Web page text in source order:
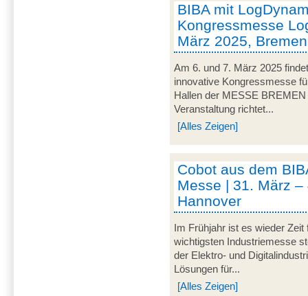
BIBA mit
Kongressmesse
März 2025, Bremen
Am 6. und 7. März 2025
innovative Kongressmesse
Hallen der MESSE
Veranstaltung richtet...
[Alles Zeigen]
Cobot aus dem
Messe | 31. März –
Hannover
Im Frühjahr ist es wieder
wichtigsten Industriemesse
der Elektro- und
Lösungen für...
[Alles Zeigen]